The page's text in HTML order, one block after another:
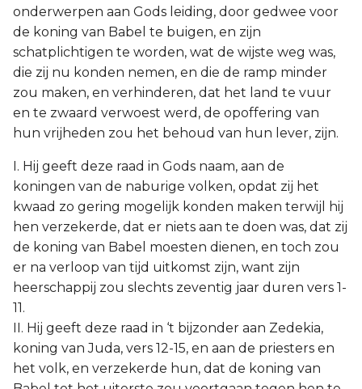
onderwerpen aan Gods leiding, door gedwee voor
de koning van Babel te buigen, en zijn
schatplichtigen te worden, wat de wijste weg was,
die zij nu konden nemen, en die de ramp minder
zou maken, en verhinderen, dat het land te vuur
en te zwaard verwoest werd, de opoffering van
hun vrijheden zou het behoud van hun lever, zijn.
I. Hij geeft deze raad in Gods naam, aan de
koningen van de naburige volken, opdat zij het
kwaad zo gering mogelijk konden maken terwijl hij
hen verzekerde, dat er niets aan te doen was, dat zij
de koning van Babel moesten dienen, en toch zou
er na verloop van tijd uitkomst zijn, want zijn
heerschappij zou slechts zeventig jaar duren vers 1-
11.
II. Hij geeft deze raad in ‘t bijzonder aan Zedekia,
koning van Juda, vers 12-15, en aan de priesters en
het volk, en verzekerde hun, dat de koning van